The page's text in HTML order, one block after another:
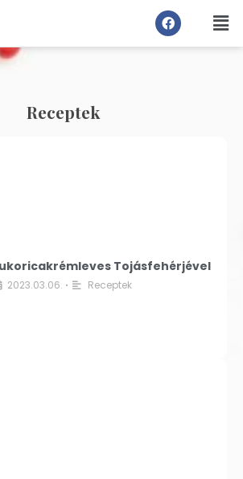
Receptek
Tojásfehérjével
2023.03.06. • Receptek